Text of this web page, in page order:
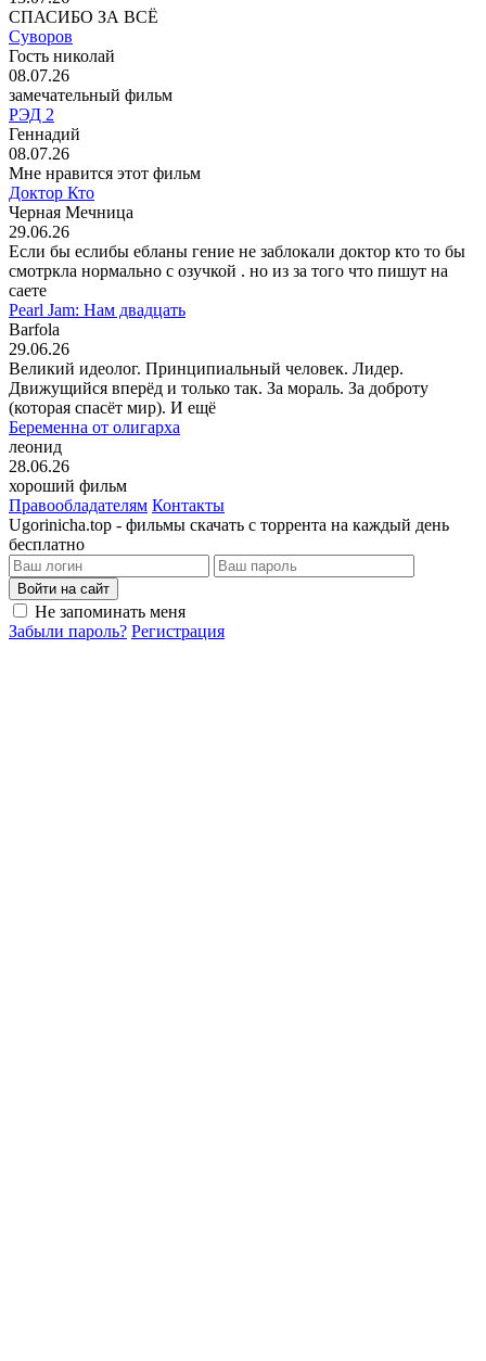
СПАСИБО ЗА ВСЁ
Суворов
Гость николай
08.07.26
замечательный фильм
РЭД 2
Геннадий
08.07.26
Мне нравится этот фильм
Доктор Кто
Черная Мечница
29.06.26
Если бы еслибы ебланы гение не заблокали доктор кто то бы
смотркла нормально с озучкой . но из за того что пишут на
саете
Pearl Jam: Нам двадцать
Barfola
29.06.26
Великий идеолог. Принципиальный человек. Лидер.
Движущийся вперёд и только так. За мораль. За доброту
(которая спасёт мир). И ещё
Беременна от олигарха
леонид
28.06.26
хороший фильм
Правообладателям Контакты
Ugorinicha.top - фильмы скачать с торрента на каждый день
бесплатно
Войти на сайт
Не запоминать меня
Забыли пароль? Регистрация